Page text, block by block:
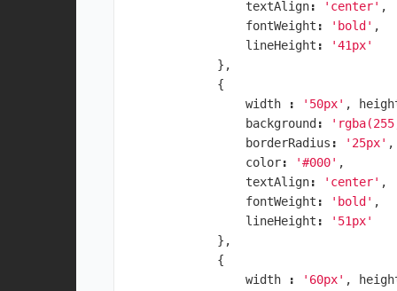
textAlign: 'center' ,
fontWeight : 'bold' ,
lineHeight :
'41px'
},
{
width
: '50px' ,
background :
borderRadius : '25px' ,
color: '#000' ,
textAlign: 'center' ,
fontWeight : 'bold' ,
lineHeight :
'51px'
},
{
width
: '60px' ,